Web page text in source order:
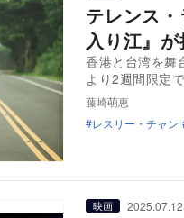
テレンス
入り江』
香港と台湾を舞
より2週間限定
藤崎萌恵
レスリー・チャン
映画